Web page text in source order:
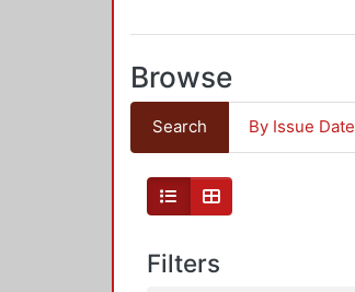
Browse
Search By Issue Date
Filters